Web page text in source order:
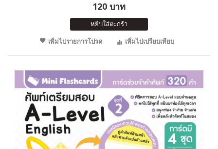
120 บาท
หยิบใส่ตะกร้า
เพิ่มไปรายการโปรด
เพิ่มไปเปรียบเทียบ